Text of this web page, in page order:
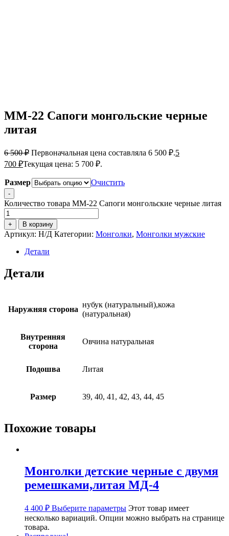
ММ-22 Сапоги монгольские черные
литая
6 500₽ Первоначальная цена составляла 6 500 ₽.5
700 ₽Текущая цена: 5 700 ₽.
Размер Очистить
-
Количество товара ММ-22 Сапоги монгольские черные литая
+ В корзину
Артикул: Н/Д Категории: Монголки, Монголки мужские
Детали
Детали
Наружняя сторона
нубук (натуральный),кожа
(натуральная)
Внутренняя
сторона
Овчина натуральная
Подошва Литая
Размер 39, 40, 41, 42, 43, 44, 45
Похожие товары
Монголки детские черные с двумя
ремешками,литая МД-4
4 400 ₽ Выберите параметры Этот товар имеет
несколько вариаций. Опции можно выбрать на странице
товара.